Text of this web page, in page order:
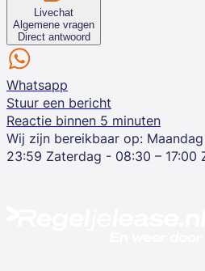
Livechat
Algemene vragen
Direct antwoord
Whatsapp
Stuur een bericht
Reactie binnen 5 minuten
Wij zijn bereikbaar op:
23:59 Zaterdag - 08:30 – 17:00